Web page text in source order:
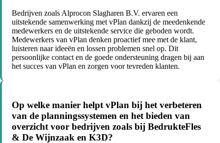
Bedrijven zoals Alprocon Slagharen B.V. ervaren een
uitstekende samenwerking met vPlan dankzij de meedenkende
medewerkers en de uitstekende service die geboden wordt.
Medewerkers van vPlan denken proactief mee met de klant,
luisteren naar ideeën en lossen problemen snel op. Dit
persoonlijke contact en de goede ondersteuning dragen bij aan
het succes van vPlan en zorgen voor tevreden klanten.
Op welke manier helpt vPlan bij het verbeteren
van de planningssystemen en het bieden van
overzicht voor bedrijven zoals bij BedrukteFles
& De Wijnzaak en K3D?